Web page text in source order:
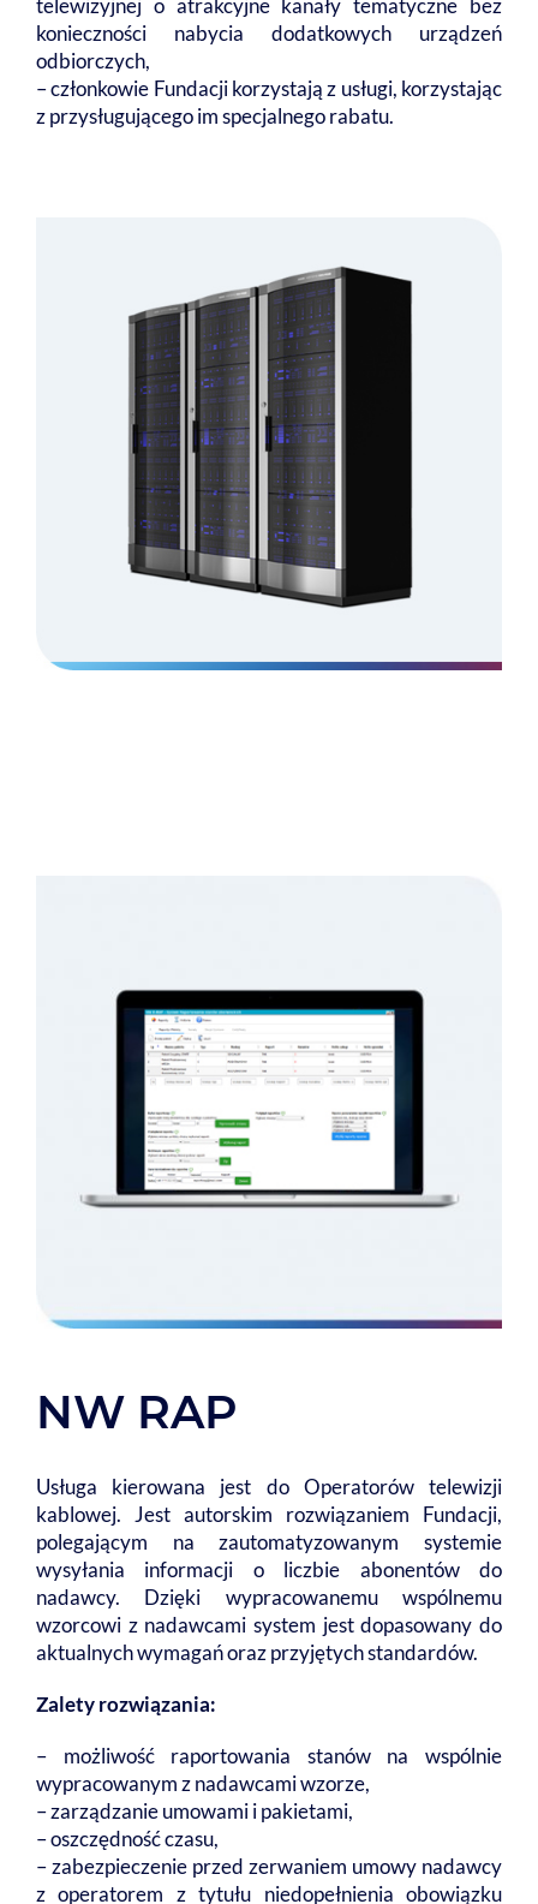
konieczności nabycia dodatkowych urządzeń
odbiorczych,
– członkowie Fundacji korzystają z usługi, korzystając
z przysługującego im specjalnego rabatu.
NW RAP
Usługa kierowana jest do Operatorów telewizji
kablowej. Jest autorskim rozwiązaniem Fundacji,
polegającym na zautomatyzowanym systemie
wysyłania informacji o liczbie abonentów do
nadawcy. Dzięki wypracowanemu wspólnemu
wzorcowi z nadawcami system jest dopasowany do
aktualnych wymagań oraz przyjętych standardów.
Zalety rozwiązania:
– możliwość raportowania stanów na wspólnie
wypracowanym z nadawcami wzorze,
– zarządzanie umowami i pakietami,
– oszczędność czasu,
– zabezpieczenie przed zerwaniem umowy nadawcy
z operatorem z tytułu niedopełnienia obowiązku